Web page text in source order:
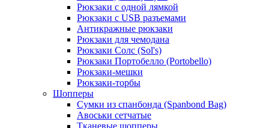
Рюкзаки с одной лямкой
Рюкзаки с USB разъемами
Антикражные рюкзаки
Рюкзаки для чемодана
Рюкзаки Солс (Sol's)
Рюкзаки Портобелло (Portobello)
Рюкзаки-мешки
Рюкзаки-торбы
Шопперы
Сумки из спанбонда (Spanbond Bag)
Авоськи сетчатые
Тканевые шопперы